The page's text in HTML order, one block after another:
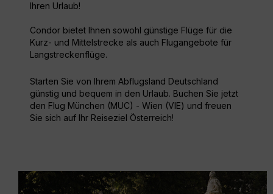
Ihren Urlaub!
Condor bietet Ihnen sowohl günstige Flüge für die
Kurz- und Mittelstrecke als auch Flugangebote für
Langstreckenflüge.
Starten Sie von Ihrem Abflugsland Deutschland
günstig und bequem in den Urlaub. Buchen Sie jetzt
den Flug München (MUC) - Wien (VIE) und freuen
Sie sich auf Ihr Reiseziel Österreich!